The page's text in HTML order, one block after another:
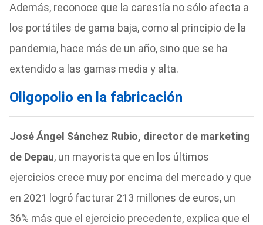
Además, reconoce que la carestía no sólo afecta a
los portátiles de gama baja, como al principio de la
pandemia, hace más de un año, sino que se ha
extendido a las gamas media y alta.
Oligopolio en la fabricación
José Ángel Sánchez Rubio, director de marketing
de Depau, un mayorista que en los últimos
ejercicios crece muy por encima del mercado y que
en 2021 logró facturar 213 millones de euros, un
36% más que el ejercicio precedente, explica que el